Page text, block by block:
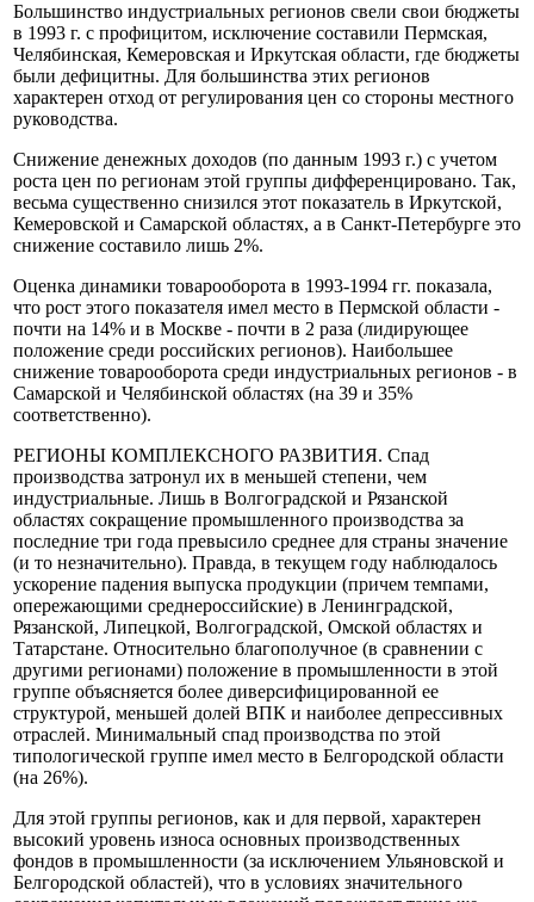
Большинство индустриальных регионов свели свои бюджеты
в 1993 г. с профицитом, исключение составили Пермская,
Челябинская, Кемеровская и Иркутская области, где бюджеты
были дефицитны. Для большинства этих регионов
характерен отход от регулирования цен со стороны местного
руководства.
Снижение денежных доходов (по данным 1993 г.) с учетом
роста цен по регионам этой группы дифференцировано. Так,
весьма существенно снизился этот показатель в Иркутской,
Кемеровской и Самарской областях, а в Санкт-Петербурге это
снижение составило лишь 2%.
Оценка динамики товарооборота в 1993-1994 гг. показала,
что рост этого показателя имел место в Пермской области -
почти на 14% и в Москве - почти в 2 раза (лидирующее
положение среди российских регионов). Наибольшее
снижение товарооборота среди индустриальных регионов - в
Самарской и Челябинской областях (на 39 и 35%
соответственно).
РЕГИОНЫ КОМПЛЕКСНОГО РАЗВИТИЯ. Спад
производства затронул их в меньшей степени, чем
индустриальные. Лишь в Волгоградской и Рязанской
областях сокращение промышленного производства за
последние три года превысило среднее для страны значение
(и то незначительно). Правда, в текущем году наблюдалось
ускорение падения выпуска продукции (причем темпами,
опережающими среднероссийские) в Ленинградской,
Рязанской, Липецкой, Волгоградской, Омской областях и
Татарстане. Относительно благополучное (в сравнении с
другими регионами) положение в промышленности в этой
группе объясняется более диверсифицированной ее
структурой, меньшей долей ВПК и наиболее депрессивных
отраслей. Минимальный спад производства по этой
типологической группе имел место в Белгородской области
(на 26%).
Для этой группы регионов, как и для первой, характерен
высокий уровень износа основных производственных
фондов в промышленности (за исключением Ульяновской и
Белгородской областей), что в условиях значительного